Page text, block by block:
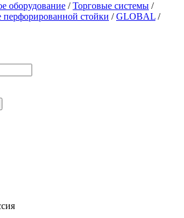
оборудование / Торговые системы /
стойки / GLOBAL /